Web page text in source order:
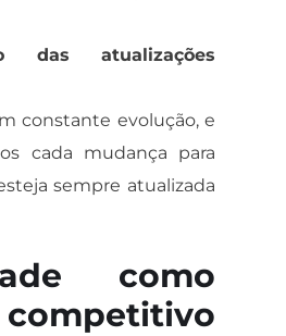
das atualizações
constante evolução, e
cada mudança para
sempre atualizada
como